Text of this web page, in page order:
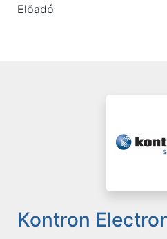
Előadó
Kontron